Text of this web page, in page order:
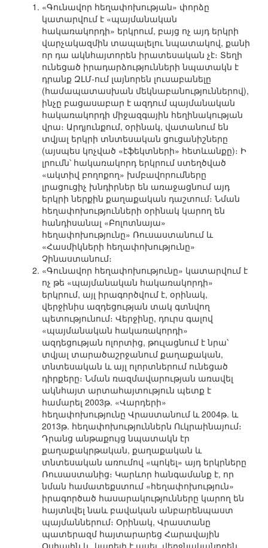
«Գունավոր հեղափոխության» փորձը
կատարվում է «պայմանական
հակառակորդի» երկրում, բայց ոչ այդ երկրի
վարչակազմին տապալելու նպատակով, քանի
որ դա ակնհայտորեն իրատեսական չէ։ Տեղի
ունեցած իրադարձությունների նպատակն է
դրանք ԶԼՄ-ում լայնորեն լուսաբանելը
(համապատասխան մեկնաբանություններով),
ինչը բացասաբար է ազդում պայմանական
հակառակորդի միջազգային հեղինակության
վրա։ Արդյունքում, օրինակ, վատանում են
տվյալ երկրի տնտեսական ցուցանիշները
(այսպես կոչված «էֆեկտների» հետևանքը)։ Ի
լրումն՝ հակառակորդ երկրում ստեղծված
«ակտիվ բողոքող» խմբավորումները
լրացուցիչ խնդիրներ են առաջացնում այդ
երկրի ներքին քաղաքական դաշտում։ Նման
հեղափոխությունների օրինակ կարող են
հանդիսանալ «Բոլոտնայա»
հեղափոխությունը» Ռուսաստանում և
«Հասմիկների հեղափոխությունը»
Չինաստանում։
«Գունավոր հեղափոխությունը» կատարվում է
ոչ թե «պայմանական հակառակորդի»
երկրում, այլ իրագործվում է, օրինակ,
վերջինիս ազդեցության տակ գտնվող
պետությունում։ Վերջինը, դուրս գալով
«պայմանական հակառակորդի»
ազդեցության ոլորտից, թուլացնում է նրա՝
տվյալ տարածաշրջանում քաղաքական,
տնտեսական և այլ ոլորտներում ունեցած
դիրքերը։ Նման ռազմավարության առավել
ակնհայտ արտահայտություն պետք է
համարել 2003թ. «Վարդերի»
հեղափոխությունը Վրաստանում և 2004թ. և
2013թ. հեղափոխություններն Ուկրաինայում։
Դրանց անթաքույց նպատակն էր
քաղաքակրթական, քաղաքական և
տնտեսական առումով «պոկել» այդ երկրները
Ռուսաստանից։ Կարևոր հանգամանք է, որ
նման համատեքստում «հեղափոխություն»
իրագործած հասարակությունները կարող են
հայտնվել նաև բավական անբարենպաստ
պայմաններում։ Օրինակ, Վրաստանը
պատերազմ հայտարարեց Հարավային